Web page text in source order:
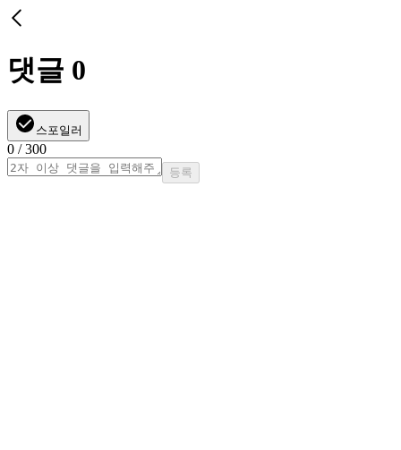
댓글 0
스포일러
0 / 300
등록